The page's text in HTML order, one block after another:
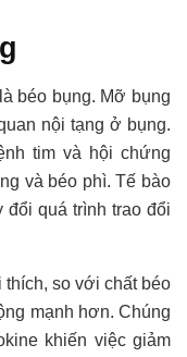
béo bụng. Mỡ bụng
nội tạng ở bụng.
tim và hội chứng
và béo phì. Tế bào
đổi quá trình trao đổi
so với chất béo
mạnh hơn. Chúng
khiến việc giảm